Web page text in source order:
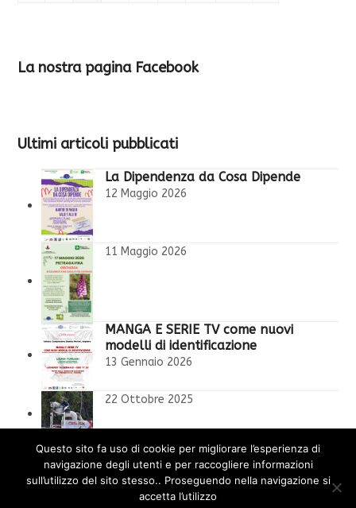
La nostra pagina Facebook
Ultimi articoli pubblicati
La Dipendenza da Cosa Dipende
12 Maggio 2026
11 Maggio 2026
MANGA E SERIE TV come nuovi
modelli di identificazione
13 Gennaio 2026
22 Ottobre 2025
l’orco in cameretta
7 Ottobre 2025
Questo sito fa uso di cookie per migliorare l’esperienza di
navigazione degli utenti e per raccogliere informazioni
sull’utilizzo del sito stesso.. Proseguendo nella navigazione si
accetta l’utilizzo